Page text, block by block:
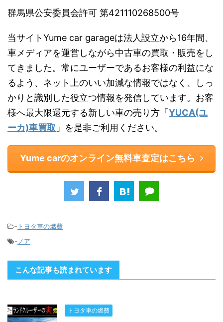
群馬県公安委員会許可 第421110268500号
当サイトYume car garageは法人設立から16年間、
車メディアを運営しながら中古車の買取・販売をし
てきました。常にユーザーであるお客様の利益にな
るよう、ネット上のいい加減な情報ではなく、しっ
かりと識別した役立つ情報を発信しています。お客
様へ最大限還元する新しい車の売り方「 YUCA(ユ
ーカ)車買取 」を是非ご利用ください。
Yume carのオンライン無料車査定はこちら
- トヨタ車の燃費
-ノア
こんな記事も読まれています
トヨタ車の燃費